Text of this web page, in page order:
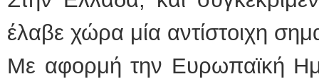
έλαβε χώρα μία αντίστοιχη
Με αφορμή την Ευρωπαϊκή